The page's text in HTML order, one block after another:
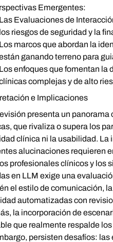
Emergentes:
Las Evaluaciones de
los riesgos de seguridad y la
Los marcos que abordan la
ganando terreno para
Los enfoques que fomentan la
complejas y de alto
e Implicaciones
presenta un
que rivaliza o supera los
clínica ni la usabilidad.
alucinaciones requieren
profesionales clínicos y los
en LLM exige una
el estilo de comunicación,
automatizadas con
la incorporación de
que realmente respalde
persisten desafíos: